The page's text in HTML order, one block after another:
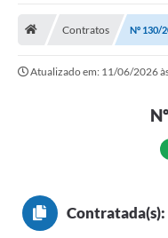
Contratos Nº 130/
Atualizado em: 11/06/2026
Contratada(s):